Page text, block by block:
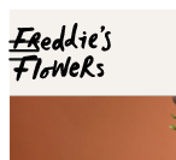
Skip to main content